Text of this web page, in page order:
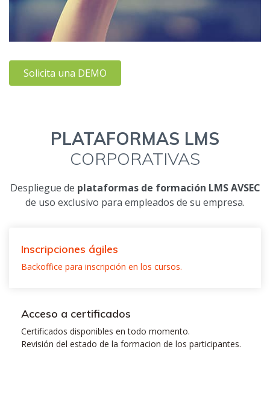
Solicita una DEMO
PLATAFORMAS LMS
CORPORATIVAS
Despliegue de plataformas de formación LMS AVSEC
de uso exclusivo para empleados de su empresa.
Inscripciones ágiles
Backoffice para inscripción en los cursos.
Acceso a certificados
Certificados disponibles en todo momento.
Revisión del estado de la formacion de los participantes.